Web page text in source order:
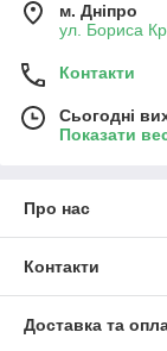
м. Дніпро
ул. Бориса
Контакти
Сьогодні
Показати
Про нас
Контакти
Доставка та